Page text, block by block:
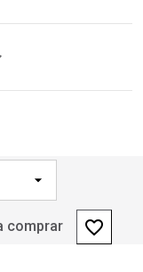
comprar favorite_border